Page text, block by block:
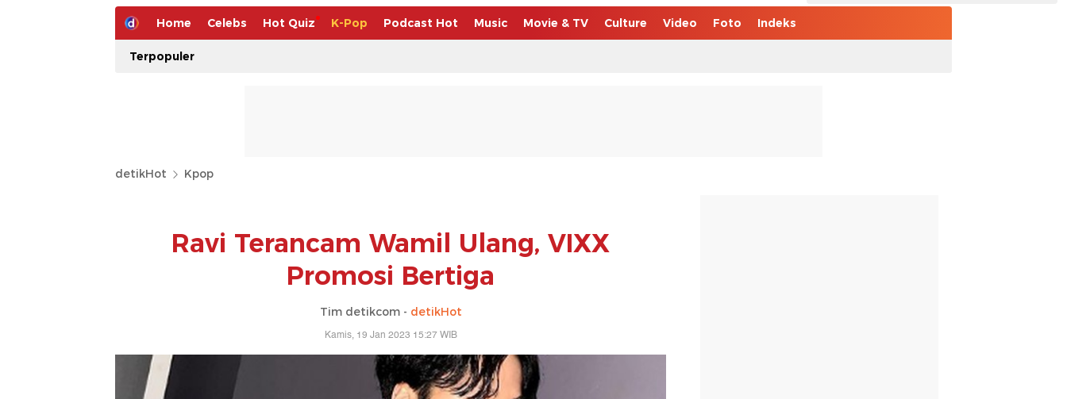
Home Celebs Hot Quiz K-Pop Podcast Hot Music Movie & TV Culture Video Foto Indeks
Terpopuler
detikHot Kpop
Ravi Terancam Wamil Ulang, VIXX
Promosi Bertiga
Tim detikcom - detikHot
Kamis, 19 Jan 2023 15:27 WIB